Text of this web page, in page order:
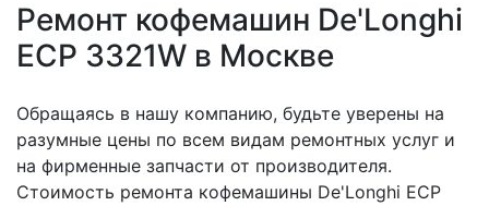
Ремонт кофемашин De'Longhi
ECP 3321W в Москве
Обращаясь в нашу компанию, будьте уверены на
разумные цены по всем видам ремонтных услуг и
на фирменные запчасти от производителя.
Стоимость ремонта кофемашины De'Longhi ECP